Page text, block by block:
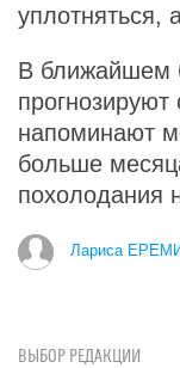
уплотняться,
В ближайшем
напоминают
больше
похолодания
Лариса
ВЫБОР РЕДАКЦИИ